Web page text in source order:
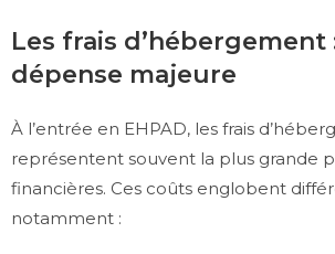
Les frais d’hébergement
dépense majeure
À l’entrée en EHPAD, les frais
représentent souvent la plus grande
financières. Ces coûts englobent
notamment :